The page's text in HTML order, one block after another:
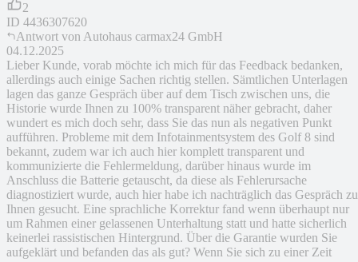
2
ID 4436307620
Antwort von Autohaus carmax24 GmbH
04.12.2025
Lieber Kunde, vorab möchte ich mich für das Feedback bedanken,
allerdings auch einige Sachen richtig stellen. Sämtlichen Unterlagen
lagen das ganze Gespräch über auf dem Tisch zwischen uns, die
Historie wurde Ihnen zu 100% transparent näher gebracht, daher
wundert es mich doch sehr, dass Sie das nun als negativen Punkt
aufführen. Probleme mit dem Infotainmentsystem des Golf 8 sind
bekannt, zudem war ich auch hier komplett transparent und
kommunizierte die Fehlermeldung, darüber hinaus wurde im
Anschluss die Batterie getauscht, da diese als Fehlerursache
diagnostiziert wurde, auch hier habe ich nachträglich das Gespräch zu
Ihnen gesucht. Eine sprachliche Korrektur fand wenn überhaupt nur
um Rahmen einer gelassenen Unterhaltung statt und hatte sicherlich
keinerlei rassistischen Hintergrund. Über die Garantie wurden Sie
aufgeklärt und befanden das als gut? Wenn Sie sich zu einer Zeit